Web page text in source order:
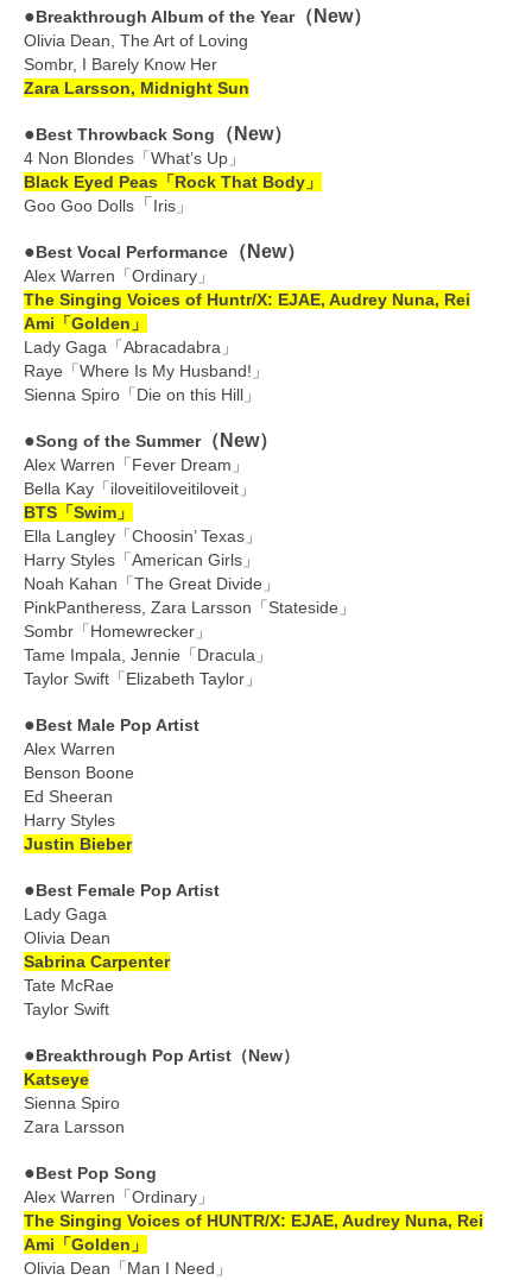
●Breakthrough Album of the Year（New）
Olivia Dean, The Art of Loving
Sombr, I Barely Know Her
Zara Larsson, Midnight Sun
●Best Throwback Song （New）
4 Non Blondes「What’s Up」
Black Eyed Peas「Rock That Body」
Goo Goo Dolls 「 Iris」
●Best Vocal Performance （New）
Alex Warren「Ordinary」
The Singing Voices of Huntr/X: EJAE, Audrey Nuna, Rei
Ami「Golden」
Lady Gaga「Abracadabra」
Raye「Where Is My Husband!」
Sienna Spiro「Die on this Hill」
●Song of the Summer（New）
Alex Warren「Fever Dream」
Bella Kay「iloveitiloveitiloveit」
BTS「Swim」
Ella Langley「Choosin’ Texas」
Harry Styles「American Girls」
Noah Kahan「The Great Divide」
PinkPantheress, Zara Larsson「Stateside」
Sombr「Homewrecker」
Tame Impala, Jennie「Dracula」
Taylor Swift「Elizabeth Taylor」
●Best Male Pop Artist
Alex Warren
Benson Boone
Ed Sheeran
Harry Styles
Justin Bieber
●Best Female Pop Artist
Lady Gaga
Olivia Dean
Sabrina Carpenter
Tate McRae
Taylor Swift
●Breakthrough Pop Artist（New）
Katseye
Sienna Spiro
Zara Larsson
●Best Pop Song
Alex Warren「Ordinary」
The Singing Voices of HUNTR/X: EJAE, Audrey Nuna, Rei
Ami「Golden」
Olivia Dean「Man I Need」